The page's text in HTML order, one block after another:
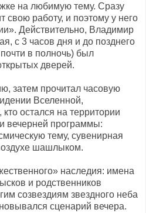
на любимую тему. Сразу
свою работу, и поэтому у него
Действительно, Владимир
с 3 часов дня и до позднего
в полночь) был
дверей.
затем прочитал часовую
Вселенной,
остался на территории
вечерней программы:
тему, сувенирная
шашлыком.
наследия: имена
и родственников
созвездиям звездного неба
сценарий вечера.